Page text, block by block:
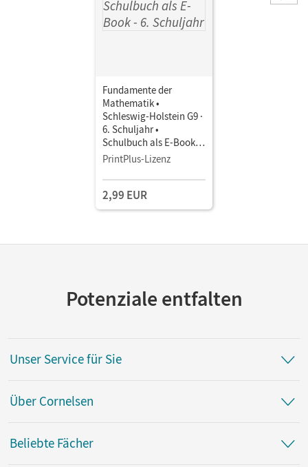
Fundamente der
Mathematik •
Schleswig-Holstein G9 ·
6. Schuljahr •
Schulbuch als E-Book
Mit Medien
PrintPlus-Lizenz
2,99 EUR
Potenziale entfalten
Unser Service für Sie
Über Cornelsen
Beliebte Fächer